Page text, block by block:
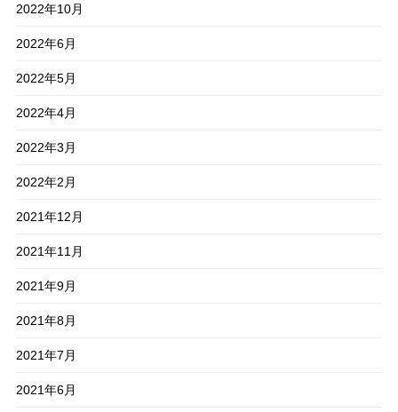
2022年10月
2022年6月
2022年5月
2022年4月
2022年3月
2022年2月
2021年12月
2021年11月
2021年9月
2021年8月
2021年7月
2021年6月